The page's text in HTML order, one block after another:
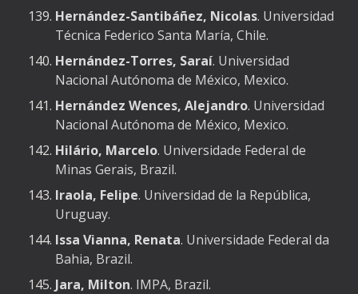
Hernández-Santibáñez, Nicolas. Universidad
Técnica Federico Santa María, Chile.
Hernández-Torres, Saraí. Universidad
Nacional Autónoma de México, Mexico.
Hernández Wences, Alejandro. Universidad
Nacional Autónoma de México, Mexico.
Hilário, Marcelo. Universidade Federal de
Minas Gerais, Brazil.
Iraola, Felipe. Universidad de la República,
Uruguay.
Issa Vianna, Renata. Universidade Federal da
Bahia, Brazil.
Jara, Milton. IMPA, Brazil.